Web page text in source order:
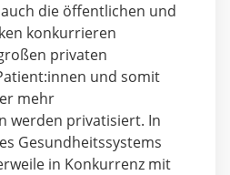
die öffentlichen und
konkurrieren
privaten
und somit
mehr
werden privatisiert. In
Gesundheitssystems
in Konkurrenz mit